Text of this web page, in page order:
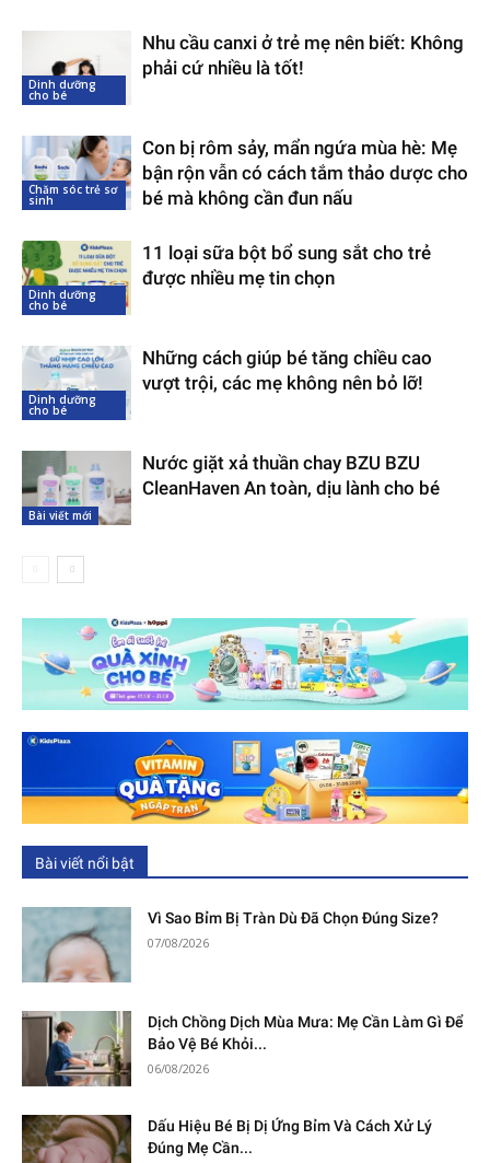
Dinh dưỡng
cho bé
Nhu cầu canxi ở trẻ mẹ nên biết: Không
phải cứ nhiều là tốt!
Chăm sóc trẻ sơ
sinh
Con bị rôm sảy, mẩn ngứa mùa hè: Mẹ
bận rộn vẫn có cách tắm thảo dược cho
bé mà không cần đun nấu
Dinh dưỡng
cho bé
11 loại sữa bột bổ sung sắt cho trẻ
được nhiều mẹ tin chọn
Dinh dưỡng
cho bé
Những cách giúp bé tăng chiều cao
vượt trội, các mẹ không nên bỏ lỡ!
Bài viết mới
Nước giặt xả thuần chay BZU BZU
CleanHaven An toàn, dịu lành cho bé
Bài viết nổi bật
Vì Sao Bỉm Bị Tràn Dù Đã Chọn Đúng Size?
07/08/2026
Dịch Chồng Dịch Mùa Mưa: Mẹ Cần Làm Gì Để
Bảo Vệ Bé Khỏi...
06/08/2026
Dấu Hiệu Bé Bị Dị Ứng Bỉm Và Cách Xử Lý
Đúng Mẹ Cần...